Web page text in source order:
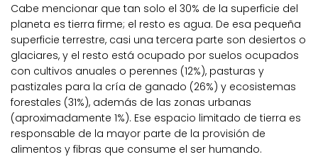
Cabe mencionar que tan solo el 30% de la superficie del
planeta es tierra firme; el resto es agua. De esa pequeña
superficie terrestre, casi una tercera parte son desiertos o
glaciares, y el resto está ocupado por suelos ocupados
con cultivos anuales o perennes (12%), pasturas y
pastizales para la cría de ganado (26%) y ecosistemas
forestales (31%), además de las zonas urbanas
(aproximadamente 1%). Ese espacio limitado de tierra es
responsable de la mayor parte de la provisión de
alimentos y fibras que consume el ser humando.